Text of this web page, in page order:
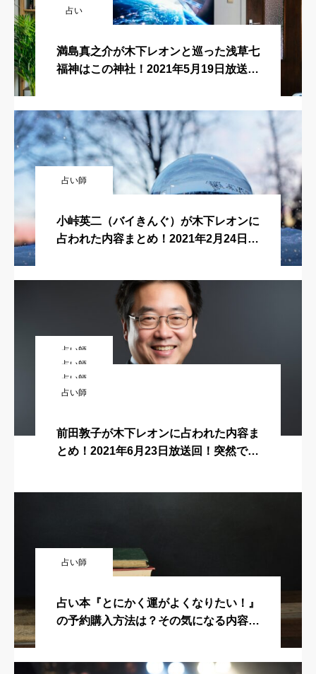
占い
満島真之介が木下レオンと巡った浅草七
福神はこの神社！2021年5月19日放送
占い師
小峠英二（バイきんぐ）が木下レオンに
占われた内容まとめ！2021年2月24日放
占い師
木下レオンの占い的中！出川哲朗さんの
言」
占い師
が占ってもいいですか？
占い師
ージ・インスタ・ツイッターSNSまと
め
占い師
前田敦子が木下レオンに占われた内容ま
とめ！2021年6月23日放送回！突然です
占い師
占い本『とにかく運がよくなりたい！』
の予約購入方法は？その気になる内容